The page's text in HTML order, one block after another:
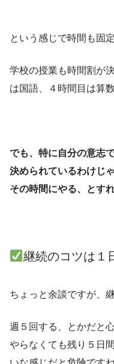
という感じで時間も固
学校の授業も時間割が
は国語、４時間目は算
でも、特に自分の意志
決められているわけじ
その時間にやる、とす
継続のコツは１
ちょっと余談ですが、
週５回する、とかだと
やらなくても残り５日